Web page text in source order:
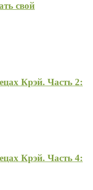
свой
Крэй. Часть 2:
Крэй. Часть 4: